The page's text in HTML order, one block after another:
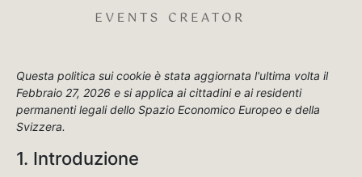
Questa politica sui cookie è stata aggiornata l'ultima volta il
Febbraio 27, 2026 e si applica ai cittadini e ai residenti
permanenti legali dello Spazio Economico Europeo e della
Svizzera.
1. Introduzione